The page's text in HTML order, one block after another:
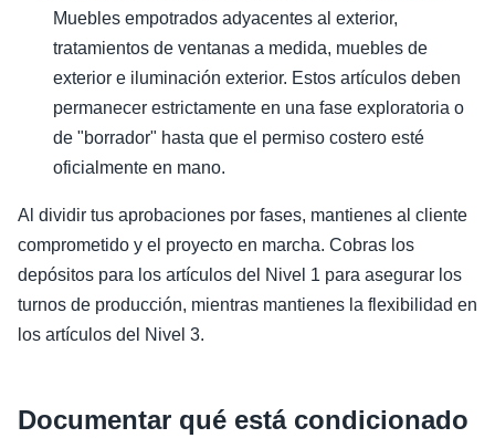
Muebles empotrados adyacentes al exterior,
tratamientos de ventanas a medida, muebles de
exterior e iluminación exterior. Estos artículos deben
permanecer estrictamente en una fase exploratoria o
de "borrador" hasta que el permiso costero esté
oficialmente en mano.
Al dividir tus aprobaciones por fases, mantienes al cliente
comprometido y el proyecto en marcha. Cobras los
depósitos para los artículos del Nivel 1 para asegurar los
turnos de producción, mientras mantienes la flexibilidad en
los artículos del Nivel 3.
Documentar qué está condicionado